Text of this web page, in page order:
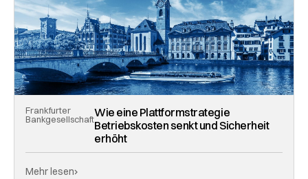
Frankfurter
BankgesellschaftWie eine Plattformstrategie
Betriebskosten senkt und Sicherheit
erhöht
Mehr lesen